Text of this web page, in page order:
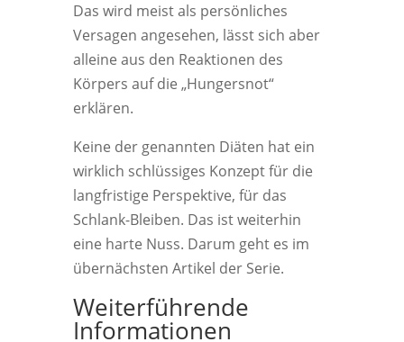
Das wird meist als persönliches
Versagen angesehen, lässt sich aber
alleine aus den Reaktionen des
Körpers auf die „Hungersnot“
erklären.
Keine der genannten Diäten hat ein
wirklich schlüssiges Konzept für die
langfristige Perspektive, für das
Schlank-Bleiben. Das ist weiterhin
eine harte Nuss. Darum geht es im
übernächsten Artikel der Serie.
Weiterführende
Informationen